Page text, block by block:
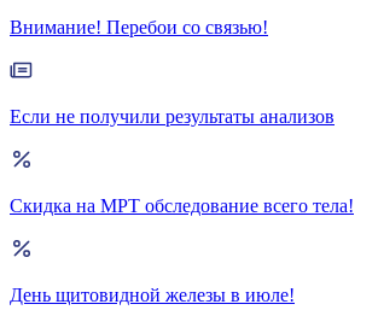
Внимание! Перебои со связью!
Если не получили результаты анализов
Скидка на МРТ обследование всего тела!
День щитовидной железы в июле!